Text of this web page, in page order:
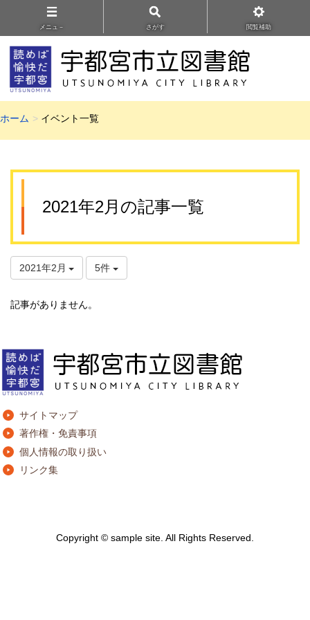
メニュ－ さがす 閲覧補助
ホーム イベント一覧
2021年2月の記事一覧
2021年2月 5件
記事がありません。
サイトマップ
著作権・免責事項
個人情報の取り扱い
リンク集
Copyright © sample site. All Rights Reserved.